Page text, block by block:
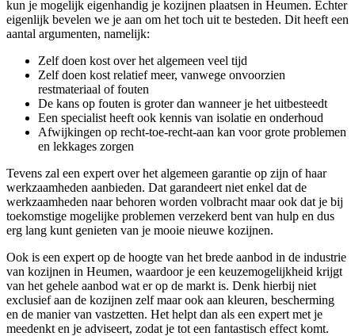
kun je mogelijk eigenhandig je kozijnen plaatsen in Heumen. Echter
eigenlijk bevelen we je aan om het toch uit te besteden. Dit heeft een
aantal argumenten, namelijk:
Zelf doen kost over het algemeen veel tijd
Zelf doen kost relatief meer, vanwege onvoorzien
restmateriaal of fouten
De kans op fouten is groter dan wanneer je het uitbesteedt
Een specialist heeft ook kennis van isolatie en onderhoud
Afwijkingen op recht-toe-recht-aan kan voor grote problemen
en lekkages zorgen
Tevens zal een expert over het algemeen garantie op zijn of haar
werkzaamheden aanbieden. Dat garandeert niet enkel dat de
werkzaamheden naar behoren worden volbracht maar ook dat je bij
toekomstige mogelijke problemen verzekerd bent van hulp en dus
erg lang kunt genieten van je mooie nieuwe kozijnen.
Ook is een expert op de hoogte van het brede aanbod in de industrie
van kozijnen in Heumen, waardoor je een keuzemogelijkheid krijgt
van het gehele aanbod wat er op de markt is. Denk hierbij niet
exclusief aan de kozijnen zelf maar ook aan kleuren, bescherming
en de manier van vastzetten. Het helpt dan als een expert met je
meedenkt en je adviseert, zodat je tot een fantastisch effect komt.